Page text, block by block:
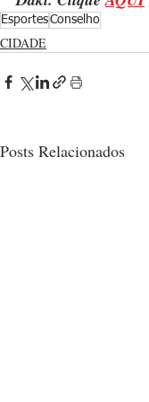
EsportesConselho
CIDADE
Posts Relacionados